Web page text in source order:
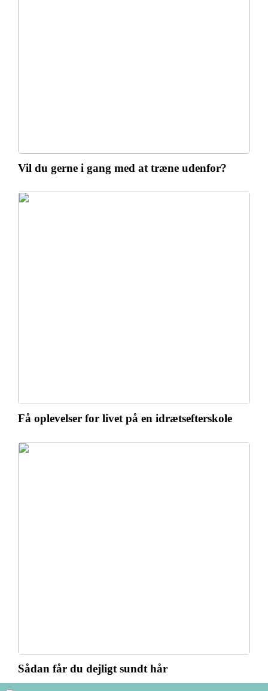
Vil du gerne i gang med at træne udenfor?
Få oplevelser for livet på en idrætsefterskole
Sådan får du dejligt sundt hår